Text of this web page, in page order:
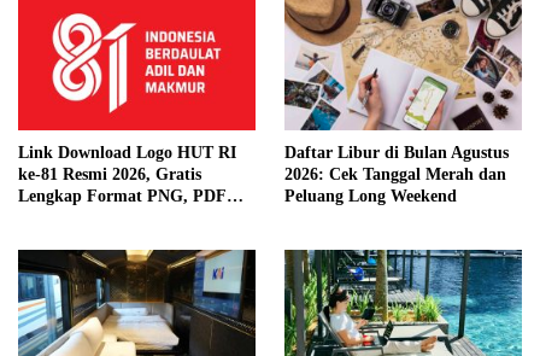
Link Download Logo HUT RI
ke-81 Resmi 2026, Gratis
Lengkap Format PNG, PDF
Daftar Libur di Bulan Agustus
2026: Cek Tanggal Merah dan
Peluang Long Weekend